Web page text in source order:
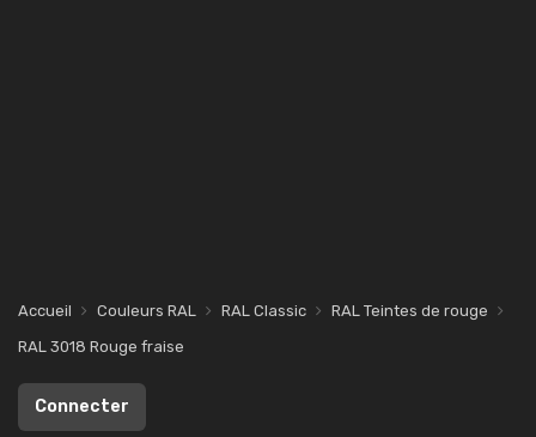
Accueil Couleurs RAL RAL Classic
RAL Teintes de rouge
RAL 3018 Rouge fraise
Connecter